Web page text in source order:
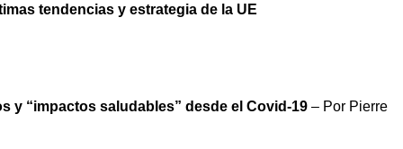
tendencias y estrategia de la UE
“impactos saludables” desde el Covid-19 – Por Pierre